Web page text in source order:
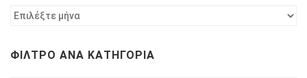
Φίλτρο
ΦΊΛΤΡΟ ΑΝΆ ΚΑΤΗΓΟΡΊΑ